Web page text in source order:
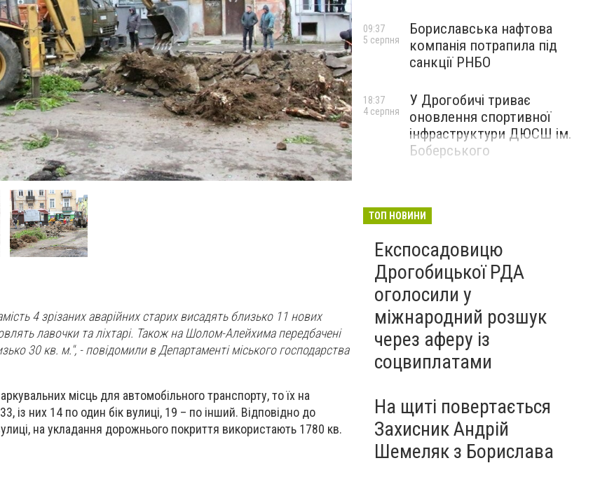
4 зрізаних аварійних старих висадять близько 11 нових
лавочки та ліхтарі. Також на Шолом-Алейхима передбачені
30 кв. м.", - повідомили в Департаменті міського господарства
місць для автомобільного транспорту, то їх на
із них 14 по один бік вулиці, 19 – по інший. Відповідно до
на укладання дорожнього покриття використають 1780 кв.
Бориславська нафтова
компанія потрапила під
санкції РНБО
09:37
5 серпня
У Дрогобичі триває
оновлення спортивної
інфраструктури ДЮСШ ім.
Боберського
18:37
4 серпня
ТОП НОВИНИ
Експосадовицю
Дрогобицької РДА
оголосили у
міжнародний розшук
через аферу із
соцвиплатами
На щиті повертається
Захисник Андрій
Шемеляк з Борислава